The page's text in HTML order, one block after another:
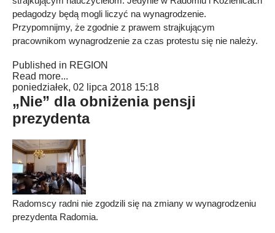
pedagodzy będą mogli liczyć na wynagrodzenie.
Przypomnijmy, że zgodnie z prawem strajkującym
pracownikom wynagrodzenie za czas protestu się nie należy.
Published in REGION
Read more...
poniedziałek, 02 lipca 2018 15:18
„Nie” dla obniżenia pensji
prezydenta
Radomscy radni nie zgodzili się na zmiany w wynagrodzeniu
prezydenta Radomia.